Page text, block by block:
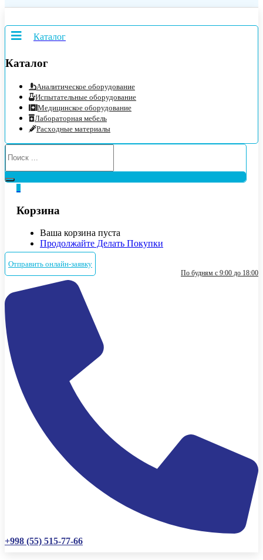
Каталог
Каталог
Аналитическое оборудование
Испытательные оборудование
Медицинское оборудование
Лабораторная мебель
Расходные материалы
Корзина
Ваша корзина пуста
Продолжайте Делать Покупки
Отправить онлайн-заявку
По будням с 9:00 до 18:00
+998 (55) 515-77-66